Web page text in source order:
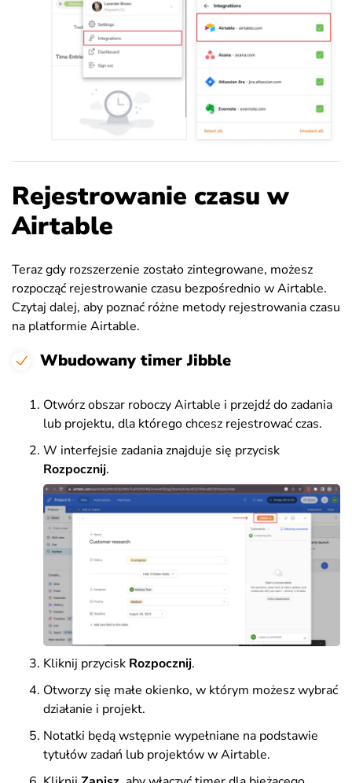
Rejestrowanie czasu w
Airtable
Teraz gdy rozszerzenie zostało zintegrowane, możesz
rozpocząć rejestrowanie czasu bezpośrednio w Airtable.
Czytaj dalej, aby poznać różne metody rejestrowania czasu
na platformie Airtable.
Wbudowany timer Jibble
Otwórz obszar roboczy Airtable i przejdź do zadania
lub projektu, dla którego chcesz rejestrować czas.
W interfejsie zadania znajduje się przycisk
Rozpocznij.
Kliknij przycisk Rozpocznij.
Otworzy się małe okienko, w którym możesz wybrać
działanie i projekt.
Notatki będą wstępnie wypełniane na podstawie
tytułów zadań lub projektów w Airtable.